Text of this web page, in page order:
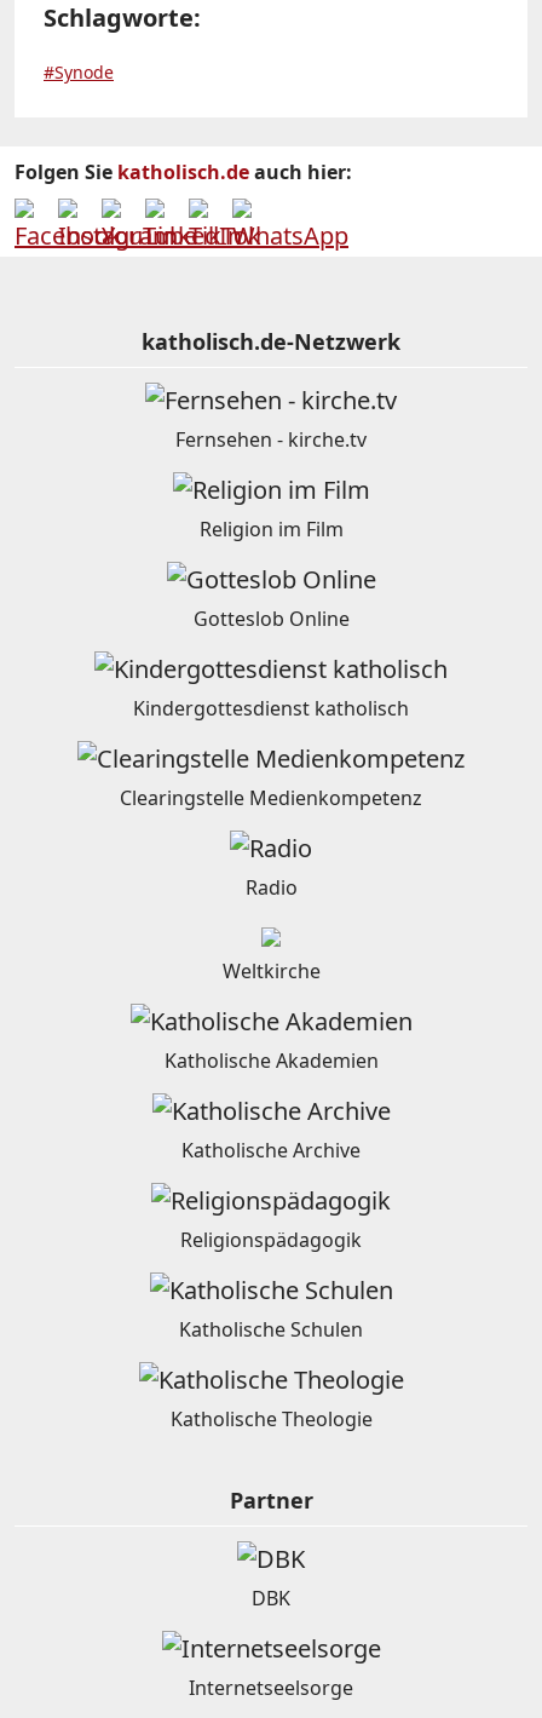
Schlagworte:
#Synode
Folgen Sie katholisch.deauch hier:
katholisch.de-Netzwerk
Fernsehen - kirche.tv
Religion im Film
Gotteslob Online
Kindergottesdienst katholisch
Clearingstelle Medienkompetenz
Radio
Weltkirche
Katholische Akademien
Katholische Archive
Religionspädagogik
Katholische Schulen
Katholische Theologie
Partner
DBK
Internetseelsorge